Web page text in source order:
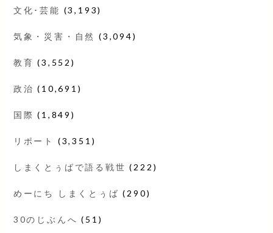
文化･芸能 (3,193)
気象・災害・自然 (3,094)
教育 (3,552)
政治 (10,691)
国際 (1,849)
リポート (3,351)
しまくとぅばで語る戦世 (222)
めーにち しまくとぅば (290)
30のじぶんへ (51)